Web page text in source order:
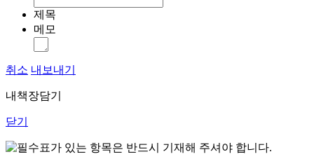
제목
메모
취소 내보내기
내책장담기
닫기
표가 있는 항목은 반드시 기재해 주셔야 합니다.